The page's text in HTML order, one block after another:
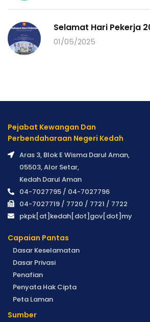
Selamat Hari Pekerja
01/05/2025
Pejabat Kewangan Dan
Perbendaharaan Negeri Kedah
Aras 3, Blok E Wisma Darul Aman,
05503, Alor Setar,
Kedah Darul Aman
04-7027795 / 04-7027796
04-7027719 / 7720 / 7721 / 7722
pkpk[at]kedah[dot]gov[dot]my
Capaian Pantas
Dasar Keselamatan
Dasar Privasi
Penafian
Penyata Hak Cipta
Peta Laman
Sumber